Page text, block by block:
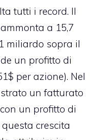
tutti i record. Il
ammonta a 15,7
miliardo sopra il
un profitto di
per azione). Nel
un fatturato
un profitto di
crescita